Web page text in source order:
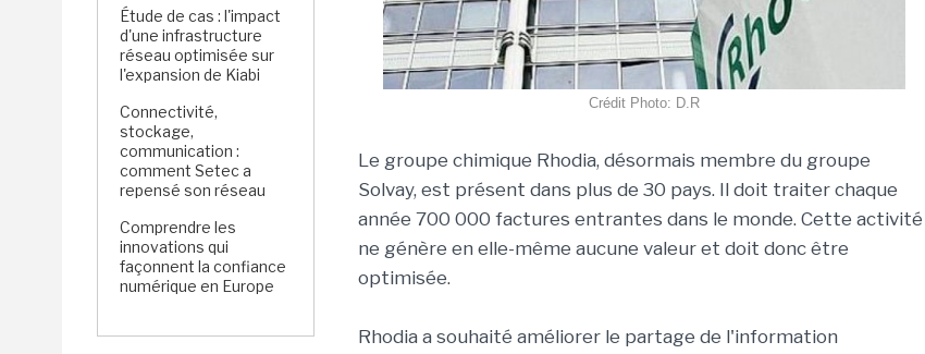
Étude de cas : l'impact
d'une infrastructure
réseau optimisée sur
l'expansion de Kiabi
Connectivité,
stockage,
communication :
comment Setec a
repensé son réseau
Comprendre les
innovations qui
façonnent la confiance
numérique en Europe
Crédit Photo: D.R
Le groupe chimique Rhodia, désormais membre du groupe
Solvay, est présent dans plus de 30 pays. Il doit traiter chaque
année 700 000 factures entrantes dans le monde. Cette activité
ne génère en elle-même aucune valeur et doit donc être
optimisée.
Rhodia a souhaité améliorer le partage de l'information